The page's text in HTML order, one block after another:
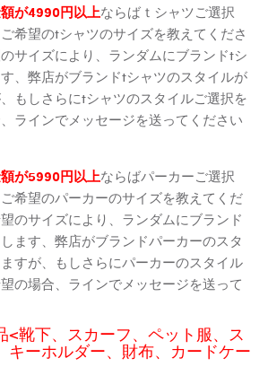
が4990円以上ならばｔシャツご選択
希望のtシャツのサイズを教えてくださ
サイズにより、ランダムにブランドtシ
、弊店がブランドtシャツのスタイルが
もしさらにtシャツのスタイルご選択を
ラインでメッセージを送ってください
が5990円以上ならばパーカーご選択
希望のパーカーのサイズを教えてくだ
のサイズにより、ランダムにブランド
ます、弊店がブランドパーカーのスタ
すが、もしさらにパーカーのスタイル
の場合、ラインでメッセージを送って
靴下、スカーフ、ペット服、ス
キーホルダー、財布、カードケー